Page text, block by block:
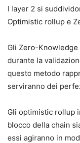
I layer 2 si
Optimistic rollup e
Gli Zero-
durante la
questo metodo
serviranno dei
Gli optimistic rollup
blocco della chain
essi agiranno in